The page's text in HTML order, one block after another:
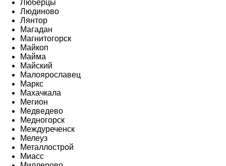
Люберцы
Людиново
Лянтор
Магадан
Магнитогорск
Майкоп
Майма
Майский
Малоярославец
Маркс
Махачкала
Мегион
Медведево
Медногорск
Междуреченск
Мелеуз
Металлострой
Миасс